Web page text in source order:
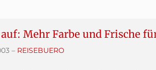
Mehr Farbe und Frische
– REISEBUERO